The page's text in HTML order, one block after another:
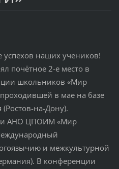
успехов наших учеников!
почётное 2-е место в
школьников «Мир
в мае на базе
на-Дону).
АНО ЦПОИМ «Мир
и межкультурной
В конференции